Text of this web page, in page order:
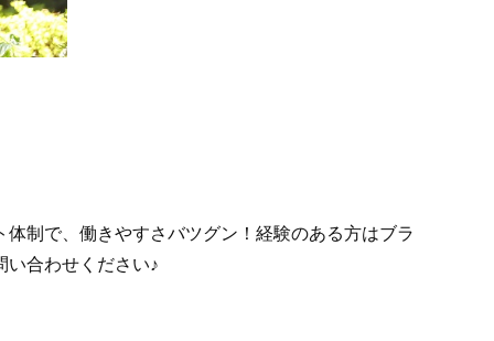
制で、働きやすさバツグン！経験のある方はブラ
い合わせください♪